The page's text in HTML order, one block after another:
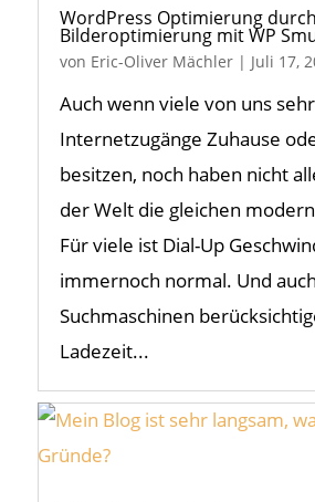
WordPress Optimierung durch
Bilderoptimierung mit WP
von Eric-Oliver Mächler| Juli 17,
Auch wenn viele von uns
Internetzugänge Zuhause
besitzen, noch haben nicht
der Welt die gleichen
Für viele ist Dial-Up
immernoch normal. Und
Suchmaschinen
Ladezeit...